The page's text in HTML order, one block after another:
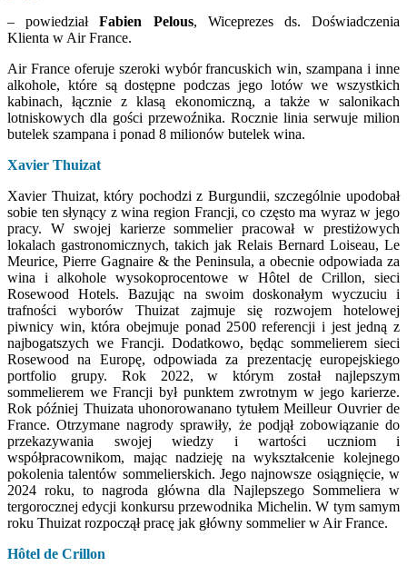
– powiedziałFabien Pelous, Wiceprezes ds. Doświadczenia
Klienta w Air France.
Air France oferuje szeroki wybór francuskich win, szampana i inne
alkohole, które są dostępne podczas jego lotów we wszystkich
kabinach, łącznie z klasą ekonomiczną, a także w salonikach
lotniskowych dla gości przewoźnika. Rocznie linia serwuje milion
butelek szampana i ponad 8 milionów butelek wina.
Xavier Thuizat
Xavier Thuizat, który pochodzi z Burgundii, szczególnie upodobał
sobie ten słynący z wina region Francji, co często ma wyraz w jego
pracy. W swojej karierze sommelier pracował w prestiżowych
lokalach gastronomicznych, takich jak Relais Bernard Loiseau, Le
Meurice, Pierre Gagnaire & the Peninsula, a obecnie odpowiada za
wina i alkohole wysokoprocentowe w Hôtel de Crillon, sieci
Rosewood Hotels. Bazując na swoim doskonałym wyczuciu i
trafności wyborów Thuizat zajmuje się rozwojem hotelowej
piwnicy win, która obejmuje ponad 2500 referencji i jest jedną z
najbogatszych we Francji. Dodatkowo, będąc sommelierem sieci
Rosewood na Europę, odpowiada za prezentację europejskiego
portfolio grupy. Rok 2022, w którym został najlepszym
sommelierem we Francji był punktem zwrotnym w jego karierze.
Rok później Thuizata uhonorowanano tytułem Meilleur Ouvrier de
France. Otrzymane nagrody sprawiły, że podjął zobowiązanie do
przekazywania swojej wiedzy i wartości uczniom i
współpracownikom, mając nadzieję na wykształcenie kolejnego
pokolenia talentów sommelierskich. Jego najnowsze osiągnięcie, w
2024 roku, to nagroda główna dla Najlepszego Sommeliera w
tergorocznej edycji konkursu przewodnika Michelin. W tym samym
roku Thuizat rozpoczął pracę jak główny sommelier w Air France.
Hôtel de Crillon